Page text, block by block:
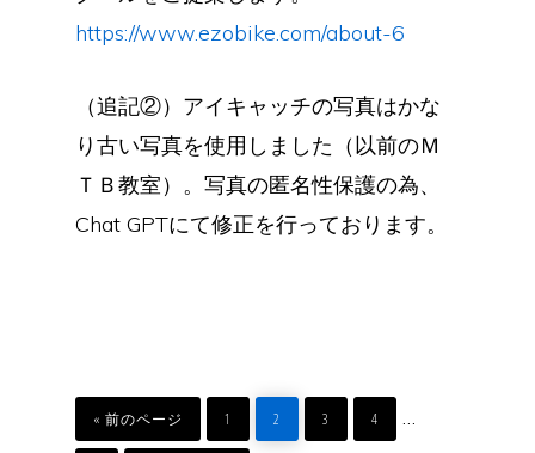
https://www.ezobike.com/about-6
（追記②）アイキャッチの写真はかな
り古い写真を使用しました（以前のＭ
ＴＢ教室）。写真の匿名性保護の為、
Chat GPTにて修正を行っております。
«
移
動
前のページ
ペ
ー
ジ
1
ペ
ー
ジ
2
ペ
ー
ジ
3
ペ
ー
ジ
4 …